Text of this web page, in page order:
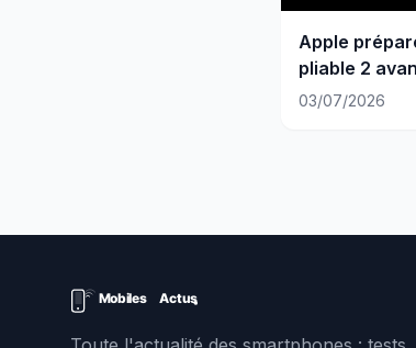
Apple
pliable 2
03/07/2026